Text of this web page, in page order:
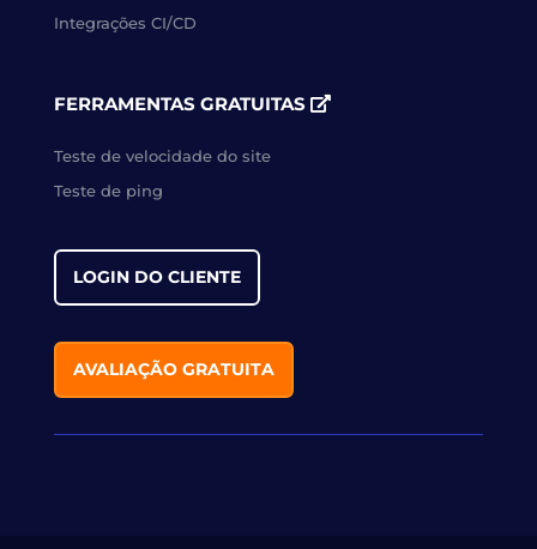
Integrações CI/CD
FERRAMENTAS GRATUITAS
Teste de velocidade do site
Teste de ping
LOGIN DO CLIENTE
AVALIAÇÃO GRATUITA